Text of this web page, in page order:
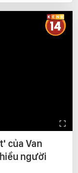
của Van
người